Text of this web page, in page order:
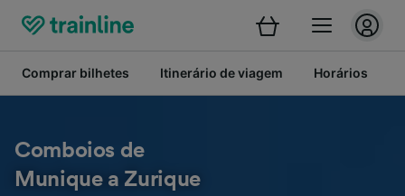
Comprar bilhetes Itinerário de viagem Horários
Comboios de
Munique a Zurique